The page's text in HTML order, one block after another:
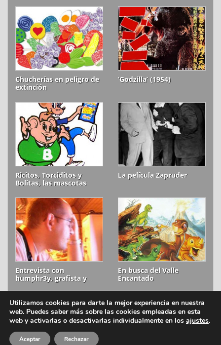
Chucherías en peligro de
extinción
‘Godzilla’ (1954)
Ricitos, Torciditos y
Bolitas, las mascotas
La película Zapruder
Entrevista con
humphr3y, grafista y
En busca del Valle
Encantado
ion litio © 2006-2026 Aviso legal
Política de cookies
Utilizamos cookies para darte la mejor experiencia en nuestra
web. Puedes saber más sobre las cookies empleadas en esta
web y activarlas o desactivarlas individualmente en los ajustes.
Aceptar Rechazar